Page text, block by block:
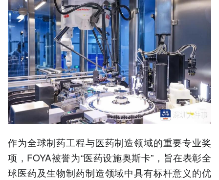
作为全球制药工程与医药制造领域的重要专业奖
项，FOYA被誉为“医药设施奥斯卡”，旨在表彰全
球医药及生物制药制造领域中具有标杆意义的优